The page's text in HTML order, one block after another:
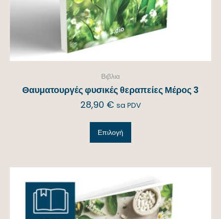
Βιβλια
Θαυματουργές φυσικές θεραπείες Μέρος 3
28,90 € sa PDV
Επιλογή